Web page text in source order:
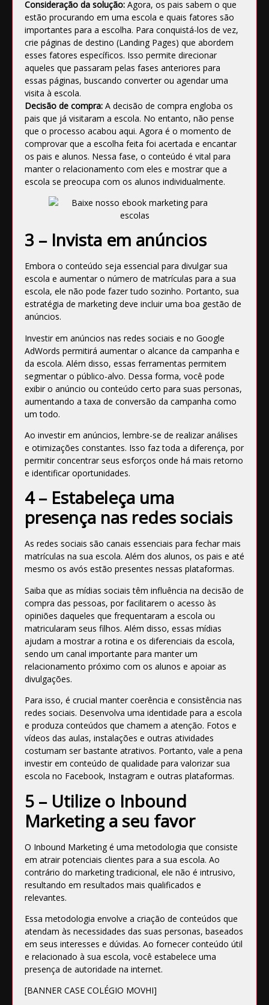
Consideração da solução: Agora, os pais sabem o que
estão procurando em uma escola e quais fatores são
importantes para a escolha. Para conquistá-los de vez,
crie páginas de destino (Landing Pages) que abordem
esses fatores específicos. Isso permite direcionar
aqueles que passaram pelas fases anteriores para
essas páginas, buscando converter ou agendar uma
visita à escola.
Decisão de compra: A decisão de compra engloba os
pais que já visitaram a escola. No entanto, não pense
que o processo acabou aqui. Agora é o momento de
comprovar que a escolha feita foi acertada e encantar
os pais e alunos. Nessa fase, o conteúdo é vital para
manter o relacionamento com eles e mostrar que a
escola se preocupa com os alunos individualmente.
3 – Invista em anúncios
Embora o conteúdo seja essencial para divulgar sua
escola e aumentar o número de matrículas para a sua
escola, ele não pode fazer tudo sozinho. Portanto, sua
estratégia de marketing deve incluir uma boa gestão de
anúncios.
Investir em anúncios nas redes sociais e no Google
AdWords permitirá aumentar o alcance da campanha e
da escola. Além disso, essas ferramentas permitem
segmentar o público-alvo. Dessa forma, você pode
exibir o anúncio ou conteúdo certo para suas personas,
aumentando a taxa de conversão da campanha como
um todo.
Ao investir em anúncios, lembre-se de realizar análises
e otimizações constantes. Isso faz toda a diferença, por
permitir concentrar seus esforços onde há mais retorno
e identificar oportunidades.
4 – Estabeleça uma
presença nas redes sociais
As redes sociais são canais essenciais para fechar mais
matrículas na sua escola. Além dos alunos, os pais e até
mesmo os avós estão presentes nessas plataformas.
Saiba que as mídias sociais têm influência na decisão de
compra das pessoas, por facilitarem o acesso às
opiniões daqueles que frequentaram a escola ou
matricularam seus filhos. Além disso, essas mídias
ajudam a mostrar a rotina e os diferenciais da escola,
sendo um canal importante para manter um
relacionamento próximo com os alunos e apoiar as
divulgações.
Para isso, é crucial manter coerência e consistência nas
redes sociais. Desenvolva uma identidade para a escola
e produza conteúdos que chamem a atenção. Fotos e
vídeos das aulas, instalações e outras atividades
costumam ser bastante atrativos. Portanto, vale a pena
investir em conteúdo de qualidade para valorizar sua
escola no Facebook, Instagram e outras plataformas.
5 – Utilize o Inbound
Marketing a seu favor
O Inbound Marketing é uma metodologia que consiste
em atrair potenciais clientes para a sua escola. Ao
contrário do marketing tradicional, ele não é intrusivo,
resultando em resultados mais qualificados e
relevantes.
Essa metodologia envolve a criação de conteúdos que
atendam às necessidades das suas personas, baseados
em seus interesses e dúvidas. Ao fornecer conteúdo útil
e relacionado à sua escola, você estabelece uma
presença de autoridade na internet.
[BANNER CASE COLÉGIO MOVHI]